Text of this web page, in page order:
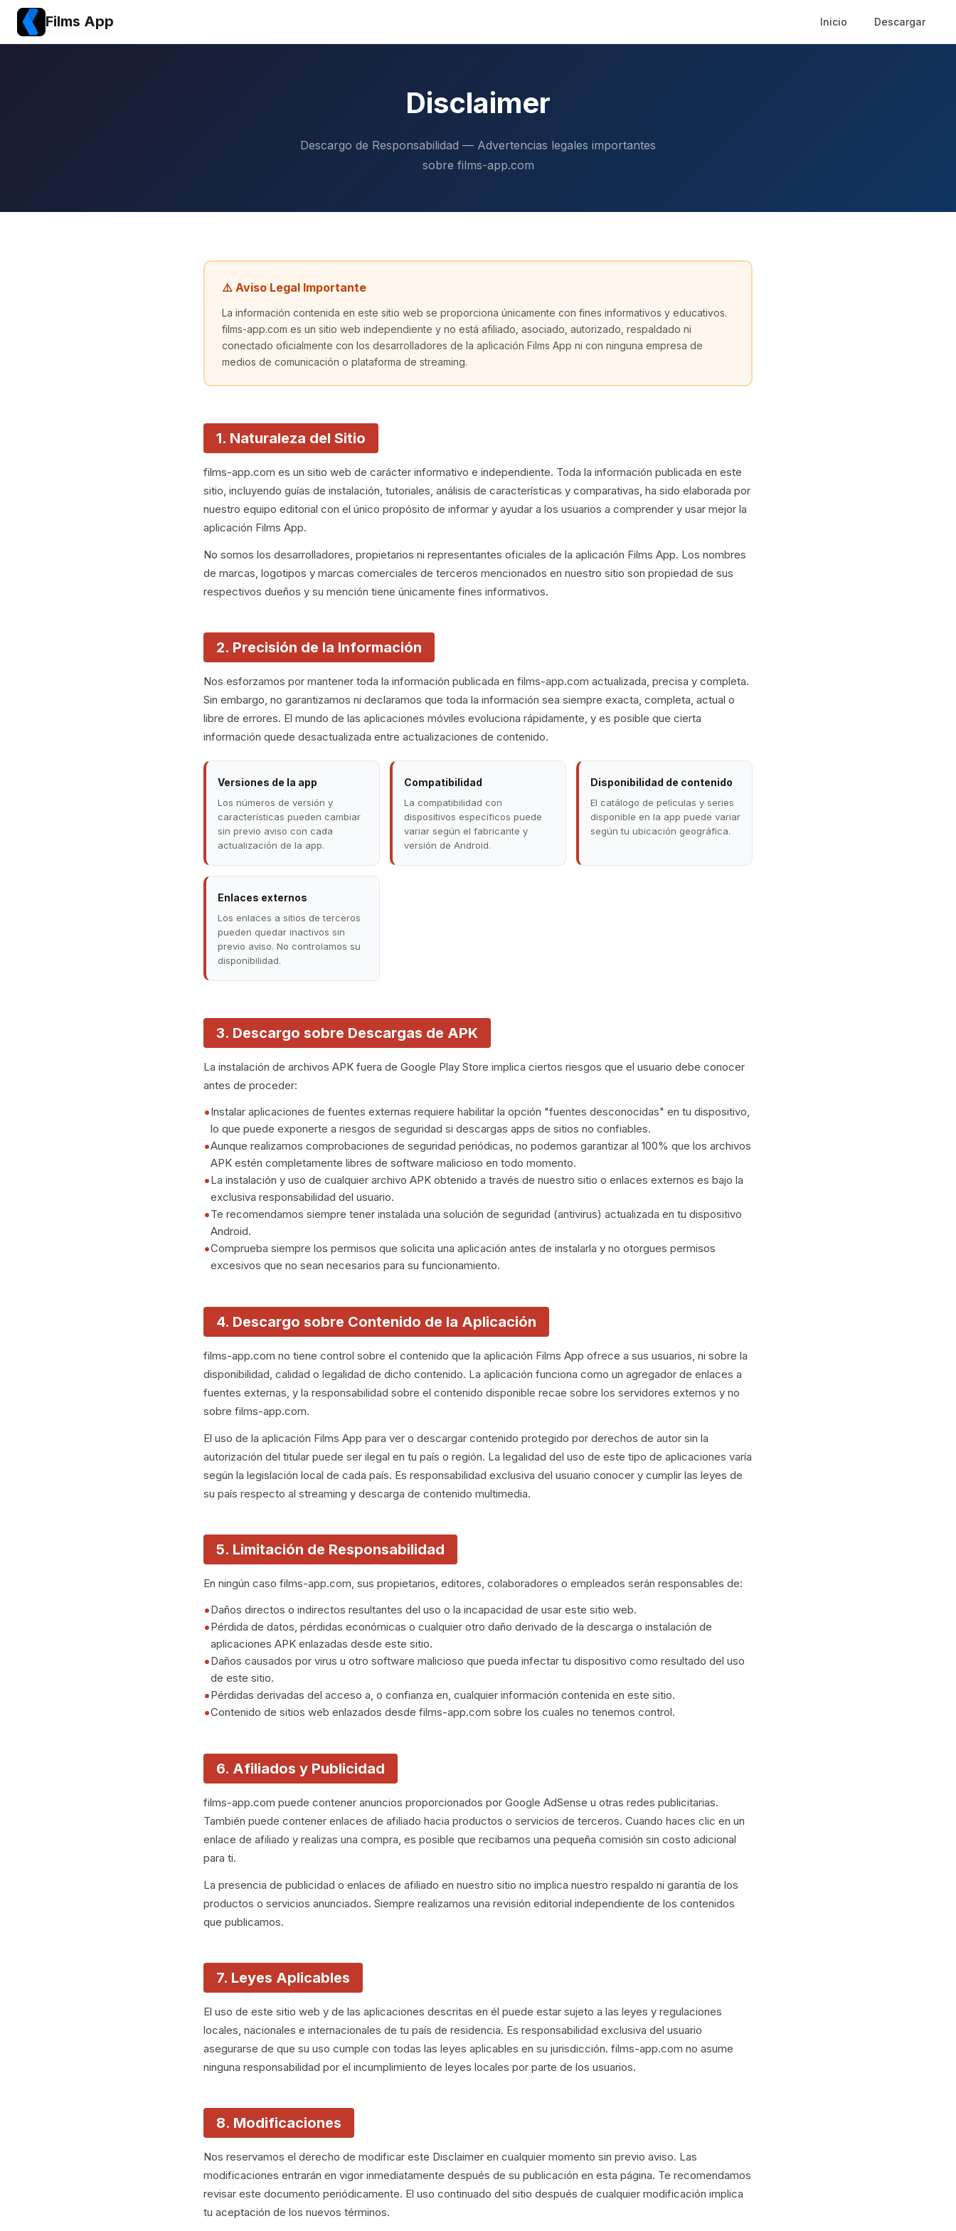
Films App Inicio Descargar
Disclaimer
Descargo de Responsabilidad — Advertencias legales importantes
sobre films-app.com
⚠️ Aviso Legal Importante
La información contenida en este sitio web se proporciona únicamente con fines informativos y educativos.
films-app.com es un sitio web independiente y no está afiliado, asociado, autorizado, respaldado ni
conectado oficialmente con los desarrolladores de la aplicación Films App ni con ninguna empresa de
medios de comunicación o plataforma de streaming.
1. Naturaleza del Sitio
films-app.com es un sitio web de carácter informativo e independiente. Toda la información publicada en este
sitio, incluyendo guías de instalación, tutoriales, análisis de características y comparativas, ha sido elaborada por
nuestro equipo editorial con el único propósito de informar y ayudar a los usuarios a comprender y usar mejor la
aplicación Films App.
No somos los desarrolladores, propietarios ni representantes oficiales de la aplicación Films App. Los nombres
de marcas, logotipos y marcas comerciales de terceros mencionados en nuestro sitio son propiedad de sus
respectivos dueños y su mención tiene únicamente fines informativos.
2. Precisión de la Información
Nos esforzamos por mantener toda la información publicada en films-app.com actualizada, precisa y completa.
Sin embargo, no garantizamos ni declaramos que toda la información sea siempre exacta, completa, actual o
libre de errores. El mundo de las aplicaciones móviles evoluciona rápidamente, y es posible que cierta
información quede desactualizada entre actualizaciones de contenido.
Versiones de la app
Los números de versión y
características pueden cambiar
sin previo aviso con cada
actualización de la app.
Compatibilidad
La compatibilidad con
dispositivos específicos puede
variar según el fabricante y
versión de Android.
Disponibilidad de contenido
El catálogo de películas y series
disponible en la app puede variar
según tu ubicación geográfica.
Enlaces externos
Los enlaces a sitios de terceros
pueden quedar inactivos sin
previo aviso. No controlamos su
disponibilidad.
3. Descargo sobre Descargas de APK
La instalación de archivos APK fuera de Google Play Store implica ciertos riesgos que el usuario debe conocer
antes de proceder:
Instalar aplicaciones de fuentes externas requiere habilitar la opción "fuentes desconocidas" en tu dispositivo,
lo que puede exponerte a riesgos de seguridad si descargas apps de sitios no confiables.
Aunque realizamos comprobaciones de seguridad periódicas, no podemos garantizar al 100% que los archivos
APK estén completamente libres de software malicioso en todo momento.
La instalación y uso de cualquier archivo APK obtenido a través de nuestro sitio o enlaces externos es bajo la
exclusiva responsabilidad del usuario.
Te recomendamos siempre tener instalada una solución de seguridad (antivirus) actualizada en tu dispositivo
Android.
Comprueba siempre los permisos que solicita una aplicación antes de instalarla y no otorgues permisos
excesivos que no sean necesarios para su funcionamiento.
4. Descargo sobre Contenido de la Aplicación
films-app.com no tiene control sobre el contenido que la aplicación Films App ofrece a sus usuarios, ni sobre la
disponibilidad, calidad o legalidad de dicho contenido. La aplicación funciona como un agregador de enlaces a
fuentes externas, y la responsabilidad sobre el contenido disponible recae sobre los servidores externos y no
sobre films-app.com.
El uso de la aplicación Films App para ver o descargar contenido protegido por derechos de autor sin la
autorización del titular puede ser ilegal en tu país o región. La legalidad del uso de este tipo de aplicaciones varía
según la legislación local de cada país. Es responsabilidad exclusiva del usuario conocer y cumplir las leyes de
su país respecto al streaming y descarga de contenido multimedia.
5. Limitación de Responsabilidad
En ningún caso films-app.com, sus propietarios, editores, colaboradores o empleados serán responsables de:
Daños directos o indirectos resultantes del uso o la incapacidad de usar este sitio web.
Pérdida de datos, pérdidas económicas o cualquier otro daño derivado de la descarga o instalación de
aplicaciones APK enlazadas desde este sitio.
Daños causados por virus u otro software malicioso que pueda infectar tu dispositivo como resultado del uso
de este sitio.
Pérdidas derivadas del acceso a, o confianza en, cualquier información contenida en este sitio.
Contenido de sitios web enlazados desde films-app.com sobre los cuales no tenemos control.
6. Afiliados y Publicidad
films-app.com puede contener anuncios proporcionados por Google AdSense u otras redes publicitarias.
También puede contener enlaces de afiliado hacia productos o servicios de terceros. Cuando haces clic en un
enlace de afiliado y realizas una compra, es posible que recibamos una pequeña comisión sin costo adicional
para ti.
La presencia de publicidad o enlaces de afiliado en nuestro sitio no implica nuestro respaldo ni garantía de los
productos o servicios anunciados. Siempre realizamos una revisión editorial independiente de los contenidos
que publicamos.
7. Leyes Aplicables
El uso de este sitio web y de las aplicaciones descritas en él puede estar sujeto a las leyes y regulaciones
locales, nacionales e internacionales de tu país de residencia. Es responsabilidad exclusiva del usuario
asegurarse de que su uso cumple con todas las leyes aplicables en su jurisdicción. films-app.com no asume
ninguna responsabilidad por el incumplimiento de leyes locales por parte de los usuarios.
8. Modificaciones
Nos reservamos el derecho de modificar este Disclaimer en cualquier momento sin previo aviso. Las
modificaciones entrarán en vigor inmediatamente después de su publicación en esta página. Te recomendamos
revisar este documento periódicamente. El uso continuado del sitio después de cualquier modificación implica
tu aceptación de los nuevos términos.